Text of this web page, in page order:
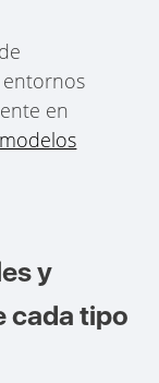
en
modelos
y
cada tipo